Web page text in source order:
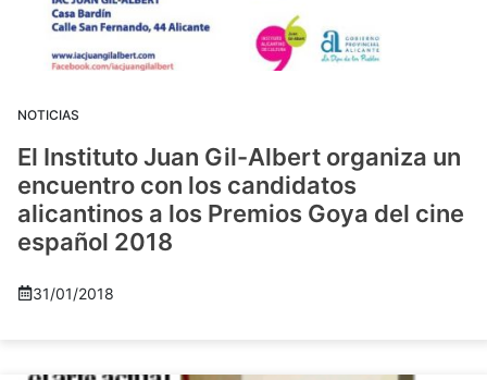
NOTICIAS
El Instituto Juan Gil-Albert organiza un
encuentro con los candidatos
alicantinos a los Premios Goya del cine
español 2018
31/01/2018